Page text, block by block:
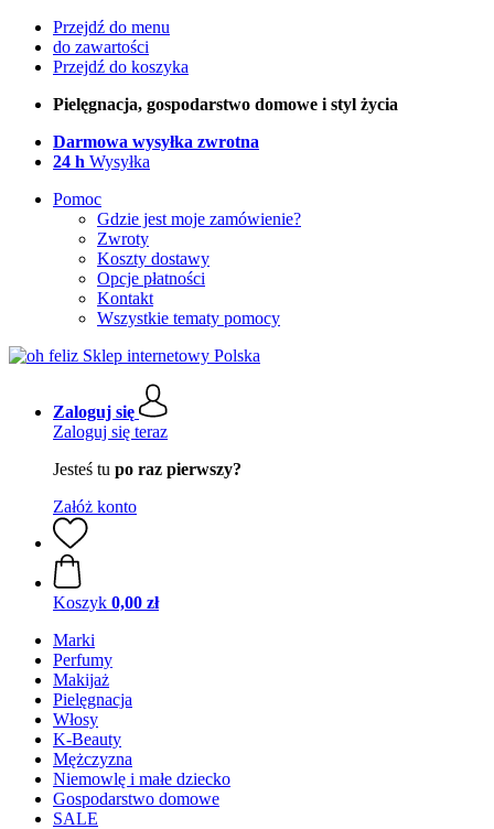
Przejdź do menu
do zawartości
Przejdź do koszyka
Pielęgnacja, gospodarstwo domowe i styl życia
Darmowa wysyłka zwrotna
24 h Wysyłka
Pomoc
Gdzie jest moje zamówienie?
Zwroty
Koszty dostawy
Opcje płatności
Kontakt
Wszystkie tematy pomocy
Zaloguj się
Zaloguj się teraz
Jesteś tu po raz pierwszy?
Załóż konto
Koszyk 0,00 zł
Marki
Perfumy
Makijaż
Pielęgnacja
Włosy
K-Beauty
Mężczyzna
Niemowlę i małe dziecko
Gospodarstwo domowe
SALE